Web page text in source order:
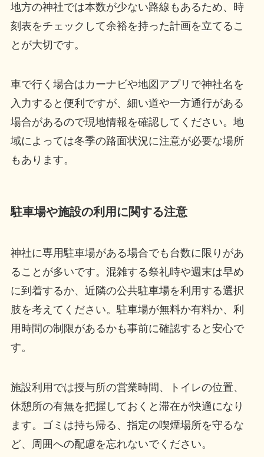
地方の神社では本数が少ない路線もあるため、時
刻表をチェックして余裕を持った計画を立てるこ
とが大切です。
車で行く場合はカーナビや地図アプリで神社名を
入力すると便利ですが、細い道や一方通行がある
場合があるので現地情報を確認してください。地
域によっては冬季の路面状況に注意が必要な場所
もあります。
駐車場や施設の利用に関する注意
神社に専用駐車場がある場合でも台数に限りがあ
ることが多いです。混雑する祭礼時や週末は早め
に到着するか、近隣の公共駐車場を利用する選択
肢を考えてください。駐車場が無料か有料か、利
用時間の制限があるかも事前に確認すると安心で
す。
施設利用では授与所の営業時間、トイレの位置、
休憩所の有無を把握しておくと滞在が快適になり
ます。ゴミは持ち帰る、指定の喫煙場所を守るな
ど、周囲への配慮を忘れないでください。